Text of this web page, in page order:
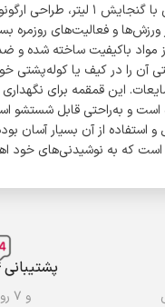
قمقمه ایون مدل ورزشی با گنجایش ۱
ورزش‌ها و فعالیت‌های روزمره
مواد باکیفیت ساخته شده
آن را در کیف یا کوله‌پشتی
این قمقمه برای
است و به‌راحتی قابل شستشو
از آن بسیار آسان
است که به نوشیدنی‌های خود
پشتیبانی ۲۴ ساعته
و ۷ روز هفته